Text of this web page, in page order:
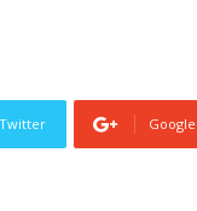
Twitter